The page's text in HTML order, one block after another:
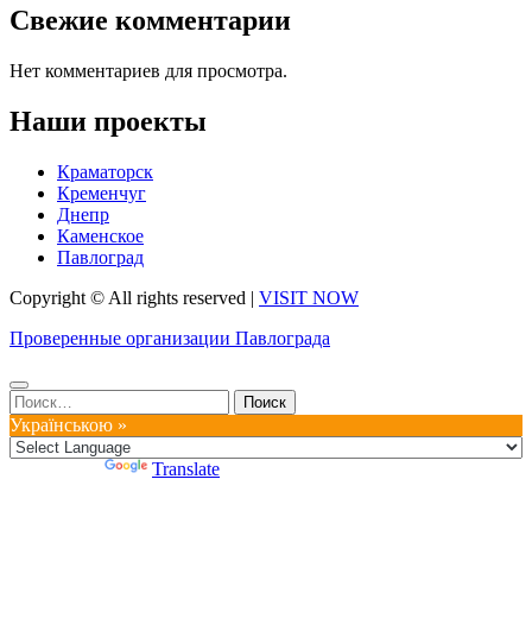
Свежие комментарии
Нет комментариев для просмотра.
Наши проекты
Краматорск
Кременчуг
Днепр
Каменское
Павлоград
Copyright © All rights reserved | VISIT NOW
Проверенные организации Павлограда
Найти:
Українською »
Translate